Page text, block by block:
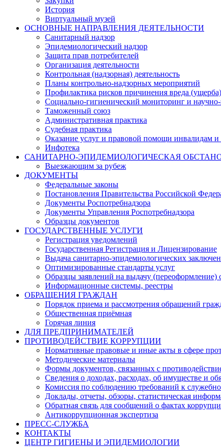
История
Виртуальный музей
ОСНОВНЫЕ НАПРАВЛЕНИЯ ДЕЯТЕЛЬНОСТИ
Санитарный надзор
Эпидемиологический надзор
Защита прав потребителей
Организация деятельности
Контрольная (надзорная) деятельность
Планы контрольно-надзорных мероприятий
Профилактика рисков причинения вреда
Социально-гигиенический мониторинг и научно-
Таможенный союз
Административная практика
Судебная практика
Оказание услуг и правовой помощи инвалидам
Инфотека
САНИТАРНО-ЭПИДЕМИОЛОГИЧЕСКАЯ
Выезжающим за рубеж
ДОКУМЕНТЫ
Федеральные законы
Постановления Правительства Российской
Документы Роспотребнадзора
Документы Управления Роспотребнадзора
Образцы документов
ГОСУДАРСТВЕННЫЕ УСЛУГИ
Регистрация уведомлений
Государственная Регистрация и Лицензирование
Выдача санитарно-эпидемиологических
Оптимизированные стандарты услуг
Образцы заявлений на выдачу (переоформление)
Информационные системы, реестры
ОБРАЩЕНИЯ ГРАЖДАН
Порядок приема и рассмотрения обращений
Общественная приёмная
Горячая линия
ДЛЯ ПРЕДПРИНИМАТЕЛЕЙ
ПРОТИВОДЕЙСТВИЕ КОРРУПЦИИ
Нормативные правовые и иные акты в сфере
Методические материалы
Формы документов, связанных с
Сведения о доходах, расходах, об имуществе и
Комиссия по соблюдению требований к
Доклады, отчеты, обзоры, статистическая
Обратная связь для сообщений о фактах
Антикоррупционная экспертиза
ПРЕСС-СЛУЖБА
КОНТАКТЫ
ЦЕНТР ГИГИЕНЫ И ЭПИДЕМИОЛОГИИ